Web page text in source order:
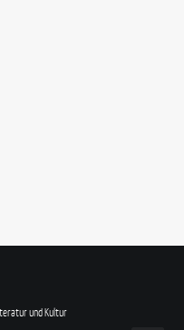
und Kultur